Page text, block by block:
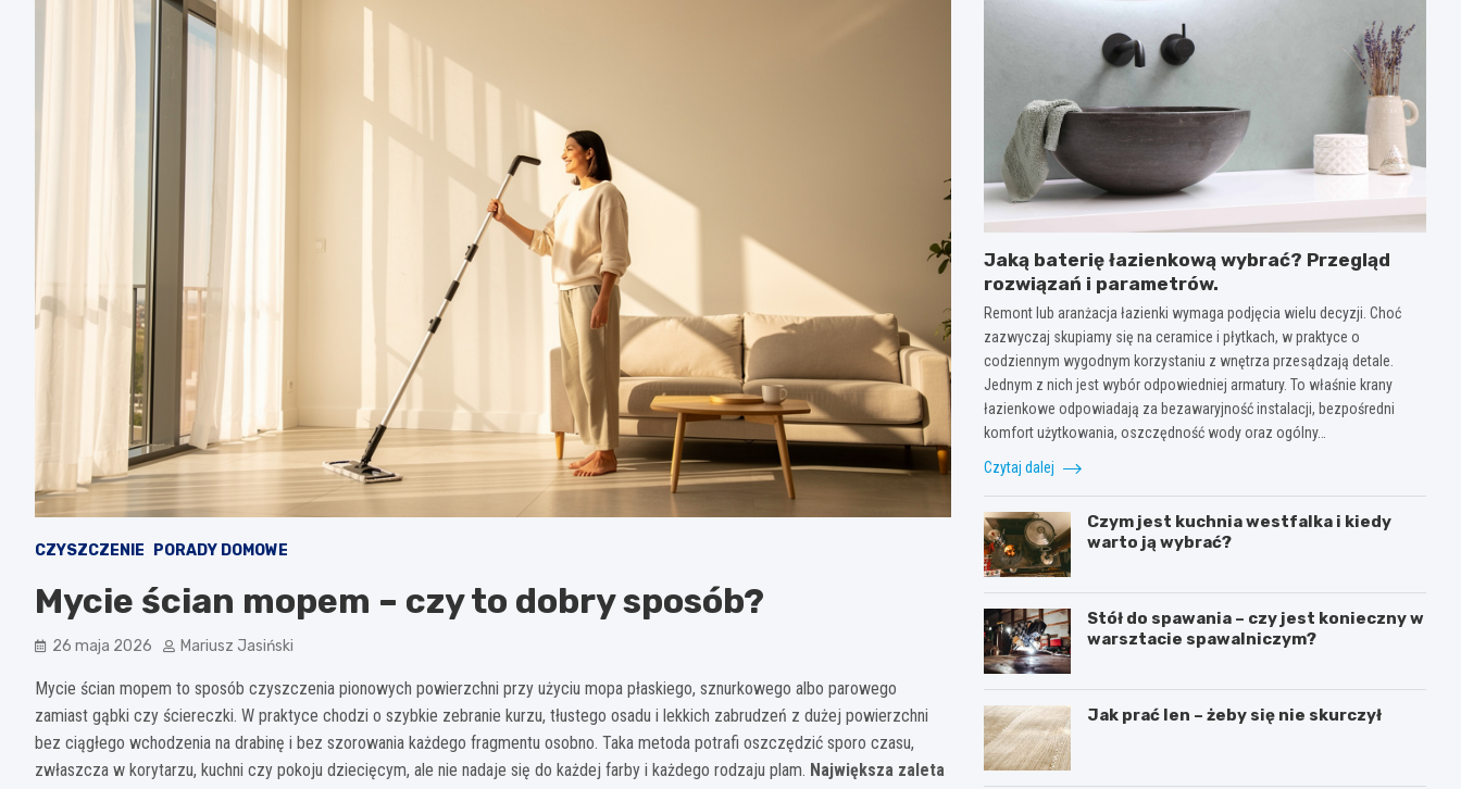
CZYSZCZENIE PORADY DOMOWE
Mycie ścian mopem – czy to dobry sposób?
26 maja 2026 Mariusz Jasiński
Mycie ścian mopem to sposób czyszczenia pionowych powierzchni przy użyciu mopa płaskiego, sznurkowego albo parowego
zamiast gąbki czy ściereczki. W praktyce chodzi o szybkie zebranie kurzu, tłustego osadu i lekkich zabrudzeń z dużej powierzchni
bez ciągłego wchodzenia na drabinę i bez szorowania każdego fragmentu osobno. Taka metoda potrafi oszczędzić sporo czasu,
zwłaszcza w korytarzu, kuchni czy pokoju dziecięcym, ale nie nadaje się do każdej farby i każdego rodzaju plam. Największa zaleta
Jaką baterię łazienkową wybrać? Przegląd
rozwiązań i parametrów.
Remont lub aranżacja łazienki wymaga podjęcia wielu decyzji. Choć
zazwyczaj skupiamy się na ceramice i płytkach, w praktyce o
codziennym wygodnym korzystaniu z wnętrza przesądzają detale.
Jednym z nich jest wybór odpowiedniej armatury. To właśnie krany
łazienkowe odpowiadają za bezawaryjność instalacji, bezpośredni
komfort użytkowania, oszczędność wody oraz ogólny…
Czytaj dalej
Czym jest kuchnia westfalka i kiedy
warto ją wybrać?
Stół do spawania – czy jest konieczny w
warsztacie spawalniczym?
Jak prać len – żeby się nie skurczył